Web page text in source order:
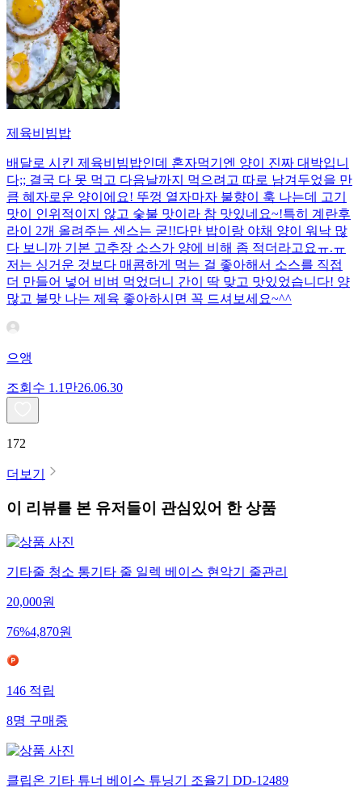
제육비빔밥
배달로 시킨 제육비빔밥인데 혼자먹기엔 양이 진짜 대박입니
다;; 결국 다 못 먹고 다음날까지 먹으려고 따로 남겨두었을 만
큼 혜자로운 양이에요! 뚜껑 열자마자 불향이 훅 나는데 고기
맛이 인위적이지 않고 숯불 맛이라 참 맛있네요~!특히 계란후
라이 2개 올려주는 센스는 굳!! ​다만 밥이랑 야채 양이 워낙 많
다 보니까 기본 고추장 소스가 양에 비해 좀 적더라고요ㅠ.ㅠ
저는 싱거운 것보다 매콤하게 먹는 걸 좋아해서 소스를 직접
더 만들어 넣어 비벼 먹었더니 간이 딱 맞고 맛있었습니다! 양
많고 불맛 나는 제육 좋아하시면 꼭 드셔보세요~^^
으앵
조회수 1.1만26.06.30
172
더보기
이 리뷰를 본 유저들이 관심있어 한 상품
기타줄 청소 통기타 줄 일렉 베이스 현악기 줄관리
20,000원
76%4,870원
146 적립
8명 구매중
클립온 기타 튜너 베이스 튜닝기 조율기 DD-12489